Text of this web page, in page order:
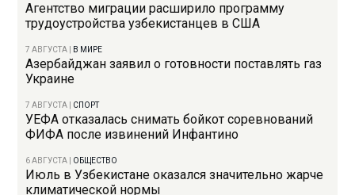
Агентство миграции расширило программу
трудоустройства узбекистанцев в США
7 АВГУСТА В МИРЕ
Азербайджан заявил о готовности поставлять газ
Украине
7 АВГУСТА СПОРТ
УЕФА отказалась снимать бойкот соревнований
ФИФА после извинений Инфантино
6 АВГУСТА ОБЩЕСТВО
Июль в Узбекистане оказался значительно жарче
климатической нормы